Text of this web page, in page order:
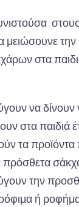
στους
μειώσουνε
στα
να δίνουν
στα παιδιά
τα
πρόσθετα
την
ή